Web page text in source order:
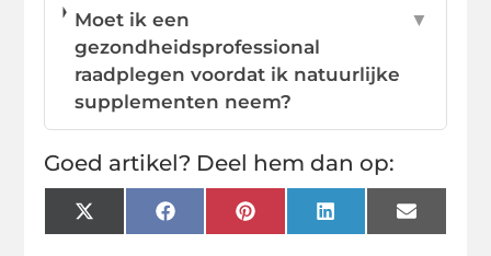
Moet ik een
gezondheidsprofessional
raadplegen voordat ik natuurlijke
supplementen neem?
▼
Goed artikel? Deel hem dan op:
X
(Twitter)
FacebookPinterestLinkedInEmail